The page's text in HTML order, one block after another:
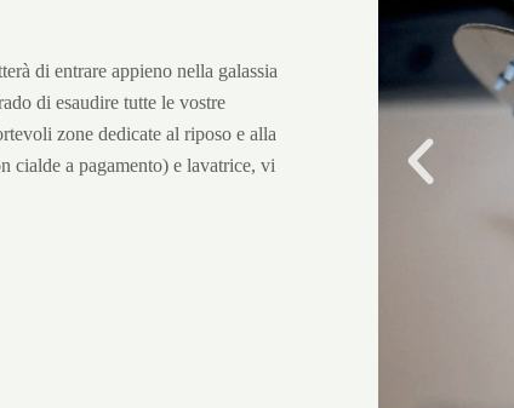
di entrare appieno nella galassia
di esaudire tutte le vostre
zone dedicate al riposo e alla
cialde a pagamento) e lavatrice, vi